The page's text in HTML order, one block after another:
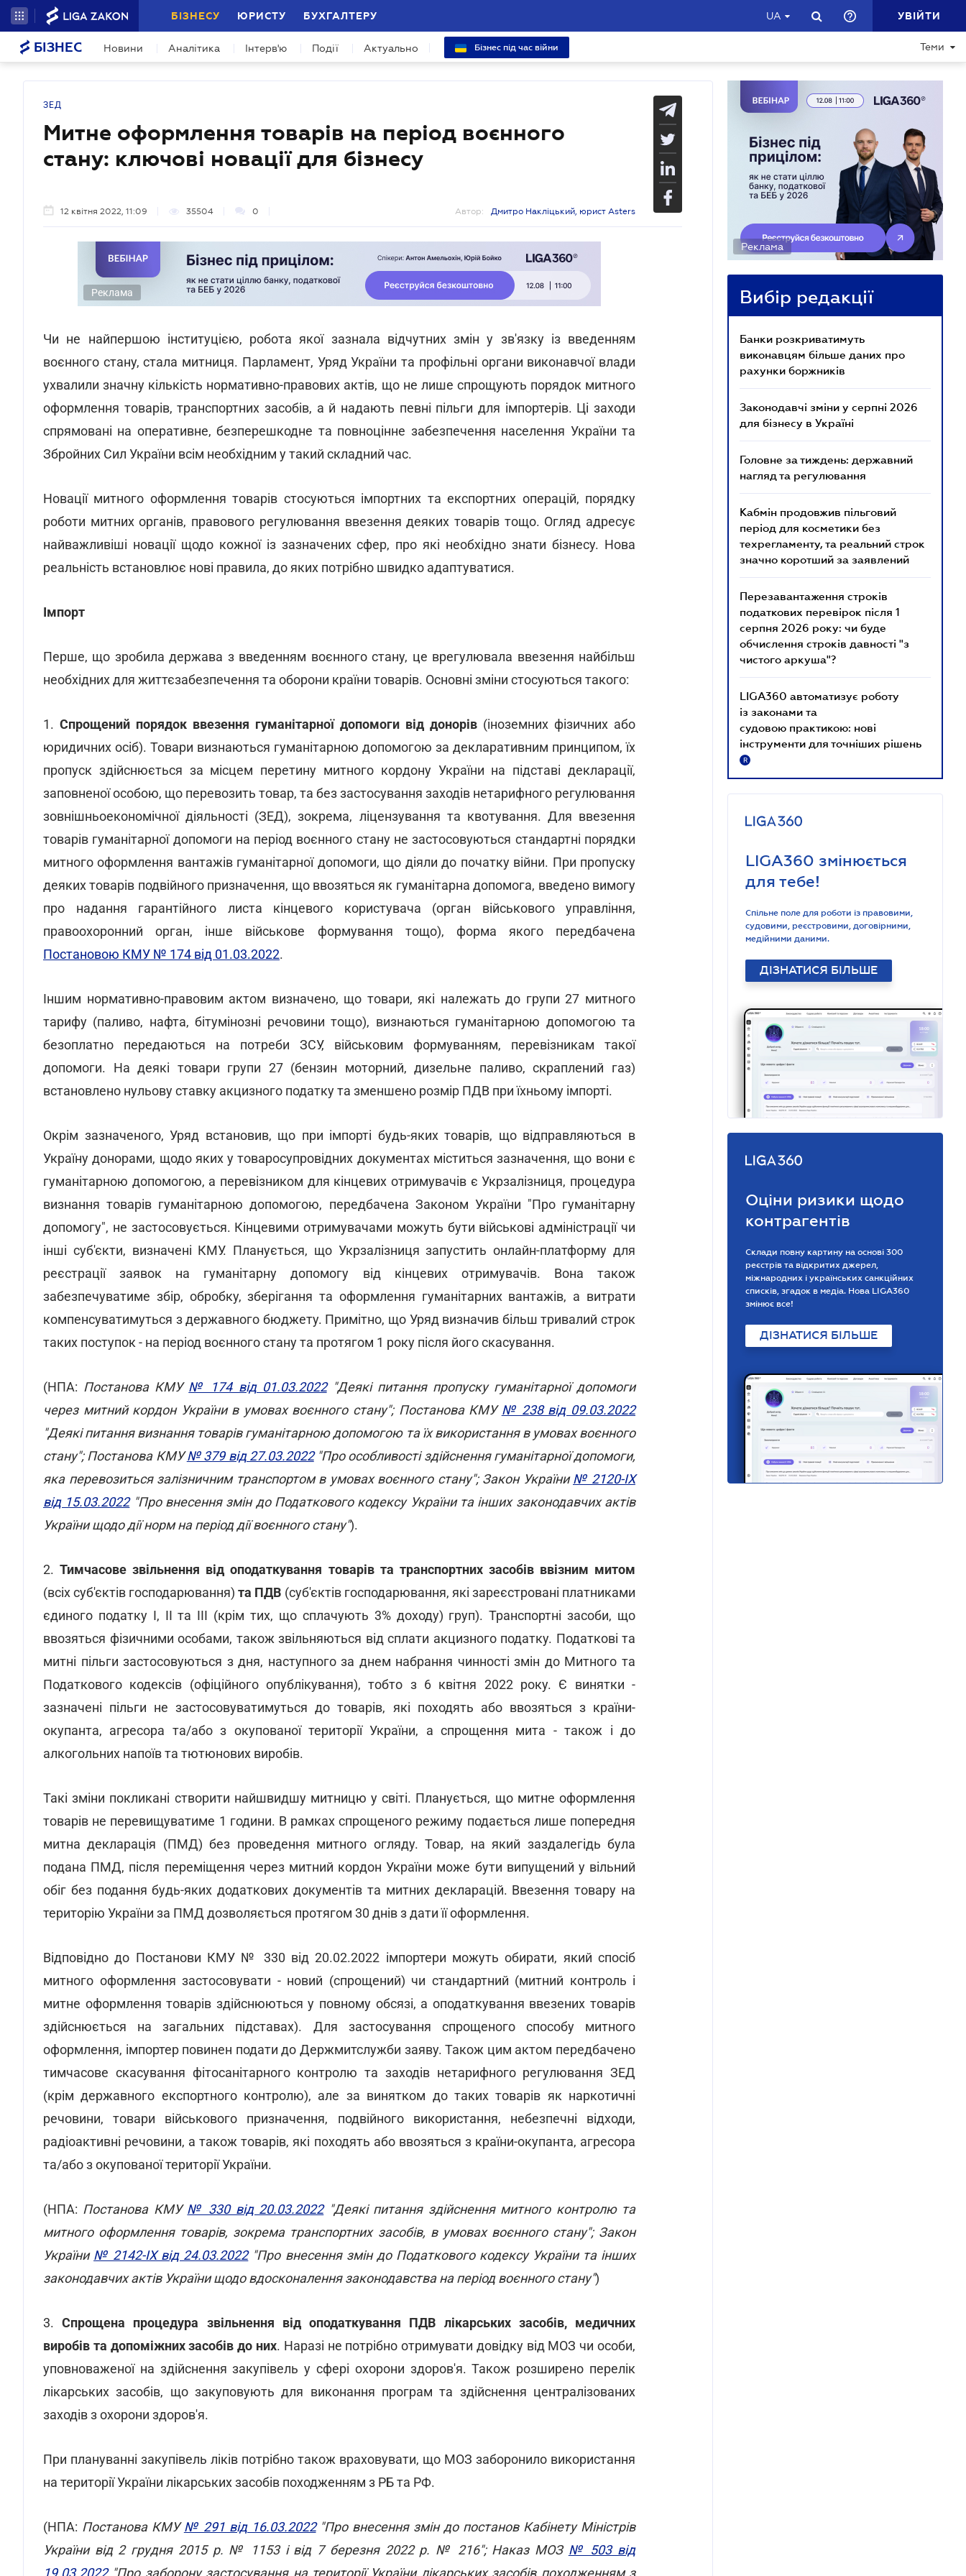
БІЗНЕСУ ЮРИСТУ БУХГАЛТЕРУ UA УВІЙТИ
БІЗНЕС Новини Аналітика Інтерв'ю Події Актуально Бізнес під час війни Теми
ЗЕД
Митне оформлення товарів на період воєнного
стану: ключові новації для бізнесу
12 квітня 2022, 11:09 35504 0 Автор: Дмитро Накліцький, юрист Asters
Реклама
Чи не найпершою інституцією, робота якої зазнала відчутних змін у зв'язку із введенням
воєнного стану, стала митниця. Парламент, Уряд України та профільні органи виконавчої влади
ухвалили значну кількість нормативно-правових актів, що не лише спрощують порядок митного
оформлення товарів, транспортних засобів, а й надають певні пільги для імпортерів. Ці заходи
спрямовані на оперативне, безперешкодне та повноцінне забезпечення населення України та
Збройних Сил України всім необхідним у такий складний час.
Новації митного оформлення товарів стосуються імпортних та експортних операцій, порядку
роботи митних органів, правового регулювання ввезення деяких товарів тощо. Огляд адресує
найважливіші новації щодо кожної із зазначених сфер, про які необхідно знати бізнесу. Нова
реальність встановлює нові правила, до яких потрібно швидко адаптуватися.
Імпорт
Перше, що зробила держава з введенням воєнного стану, це врегулювала ввезення найбільш
необхідних для життєзабезпечення та оборони країни товарів. Основні зміни стосуються такого:
1. Спрощений порядок ввезення гуманітарної допомоги від донорів (іноземних фізичних або
юридичних осіб). Товари визнаються гуманітарною допомогою за декларативним принципом, їх
пропуск здійснюється за місцем перетину митного кордону України на підставі декларації,
заповненої особою, що перевозить товар, та без застосування заходів нетарифного регулювання
зовнішньоекономічної діяльності (ЗЕД), зокрема, ліцензування та квотування. Для ввезення
товарів гуманітарної допомоги на період воєнного стану не застосовуються стандартні порядки
митного оформлення вантажів гуманітарної допомоги, що діяли до початку війни. При пропуску
деяких товарів подвійного призначення, що ввозяться як гуманітарна допомога, введено вимогу
про надання гарантійного листа кінцевого користувача (орган військового управління,
правоохоронний орган, інше військове формування тощо), форма якого передбачена
Постановою КМУ № 174 від 01.03.2022.
Іншим нормативно-правовим актом визначено, що товари, які належать до групи 27 митного
тарифу (паливо, нафта, бітумінозні речовини тощо), визнаються гуманітарною допомогою та
безоплатно передаються на потреби ЗСУ, військовим формуванням, перевізникам такої
допомоги. На деякі товари групи 27 (бензин моторний, дизельне паливо, скраплений газ)
встановлено нульову ставку акцизного податку та зменшено розмір ПДВ при їхньому імпорті.
Окрім зазначеного, Уряд встановив, що при імпорті будь-яких товарів, що відправляються в
Україну донорами, щодо яких у товаросупровідних документах міститься зазначення, що вони є
гуманітарною допомогою, а перевізником для кінцевих отримувачів є Укрзалізниця, процедура
визнання товарів гуманітарною допомогою, передбачена Законом України "Про гуманітарну
допомогу", не застосовується. Кінцевими отримувачами можуть бути військові адміністрації чи
інші суб'єкти, визначені КМУ. Планується, що Укрзалізниця запустить онлайн-платформу для
реєстрації заявок на гуманітарну допомогу від кінцевих отримувачів. Вона також
забезпечуватиме збір, обробку, зберігання та оформлення гуманітарних вантажів, а витрати
компенсуватимуться з державного бюджету. Примітно, що Уряд визначив більш тривалий строк
таких поступок - на період воєнного стану та протягом 1 року після його скасування.
(НПА: Постанова КМУ № 174 від 01.03.2022"Деякі питання пропуску гуманітарної допомоги
через митний кордон України в умовах воєнного стану"; Постанова КМУ № 238 від 09.03.2022
"Деякі питання визнання товарів гуманітарною допомогою та їх використання в умовах воєнного
стану"; Постанова КМУ№ 379 від 27.03.2022"Про особливості здійснення гуманітарної допомоги,
яка перевозиться залізничним транспортом в умовах воєнного стану"; Закон України№ 2120-IX
від 15.03.2022"Про внесення змін до Податкового кодексу України та інших законодавчих актів
України щодо дії норм на період дії воєнного стану").
2.Тимчасове звільнення від оподаткування товарів та транспортних засобів ввізним митом
(всіх суб'єктів господарювання)та ПДВ (суб'єктів господарювання, які зареєстровані платниками
єдиного податку I, II та III (крім тих, що сплачують 3% доходу) груп). Транспортні засоби, що
ввозяться фізичними особами, також звільняються від сплати акцизного податку. Податкові та
митні пільги застосовуються з дня, наступного за днем набрання чинності змін до Митного та
Податкового кодексів (офіційного опублікування), тобто з 6 квітня 2022 року. Є винятки -
зазначені пільги не застосовуватимуться до товарів, які походять або ввозяться з країни-
окупанта, агресора та/або з окупованої території України, а спрощення мита - також і до
алкогольних напоїв та тютюнових виробів.
Такі зміни покликані створити найшвидшу митницю у світі. Планується, що митне оформлення
товарів не перевищуватиме 1 години. В рамках спрощеного режиму подається лише попередня
митна декларація (ПМД) без проведення митного огляду. Товар, на який заздалегідь була
подана ПМД, після переміщення через митний кордон України може бути випущений у вільний
обіг без подання будь-яких додаткових документів та митних декларацій. Ввезення товару на
територію України за ПМД дозволяється протягом 30 днів з дати її оформлення.
Відповідно до Постанови КМУ № 330 від 20.02.2022 імпортери можуть обирати, який спосіб
митного оформлення застосовувати - новий (спрощений) чи стандартний (митний контроль і
митне оформлення товарів здійснюються у повному обсязі, а оподаткування ввезених товарів
здійснюється на загальних підставах). Для застосування спрощеного способу митного
оформлення, імпортер повинен подати до Держмитслужби заяву. Також цим актом передбачено
тимчасове скасування фітосанітарного контролю та заходів нетарифного регулювання ЗЕД
(крім державного експортного контролю), але за винятком до таких товарів як наркотичні
речовини, товари військового призначення, подвійного використання, небезпечні відходи,
радіоактивні речовини, а також товарів, які походять або ввозяться з країни-окупанта, агресора
та/або з окупованої території України.
(НПА: Постанова КМУ № 330 від 20.03.2022"Деякі питання здійснення митного контролю та
митного оформлення товарів, зокрема транспортних засобів, в умовах воєнного стану"; Закон
України № 2142-ІХ від 24.03.2022"Про внесення змін до Податкового кодексу України та інших
законодавчих актів України щодо вдосконалення законодавства на період воєнного стану")
3.Спрощена процедура звільнення від оподаткування ПДВ лікарських засобів, медичних
виробів та допоміжних засобів до них. Наразі не потрібно отримувати довідку від МОЗ чи особи,
уповноваженої на здійснення закупівель у сфері охорони здоров'я. Також розширено перелік
лікарських засобів, що закуповують для виконання програм та здійснення централізованих
заходів з охорони здоров'я.
При плануванні закупівель ліків потрібно також враховувати, що МОЗ заборонило використання
на території України лікарських засобів походженням з РБ та РФ.
(НПА: Постанова КМУ№ 291 від 16.03.2022"Про внесення змін до постанов Кабінету Міністрів
України від 2 грудня 2015 р. № 1153 і від 7 березня 2022 р. № 216"; Наказ МОЗ № 503 від
19.03.2022"Про заборону застосування на території України лікарських засобів походженням з
Реклама
Вибір редакції
Банки розкриватимуть
виконавцям більше даних про
рахунки боржників
Законодавчі зміни у серпні 2026
для бізнесу в Україні
Головне за тиждень: державний
нагляд та регулювання
Кабмін продовжив пільговий
період для косметики без
техрегламенту, та реальний строк
значно коротший за заявлений
Перезавантаження строків
податкових перевірок після 1
серпня 2026 року: чи буде
обчислення строків давності "з
чистого аркуша"?
LIGA360 автоматизує роботу
із законами та
судовою практикою: нові
інструменти для точніших рішень
R
LIGA360 змінюється
для тебе!
Спільне поле для роботи із правовими,
судовими, реєстровими, договірними,
медійними даними.
ДІЗНАТИСЯ БІЛЬШЕ
Оціни ризики щодо
контрагентів
Склади повну картину на основі 300
реєстрів та відкритих джерел,
міжнародних і українських санкційних
списків, згадок в медіа. Нова LIGA360
змінює все!
ДІЗНАТИСЯ БІЛЬШЕ